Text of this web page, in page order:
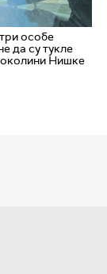
особе
да су тукле
Нишке